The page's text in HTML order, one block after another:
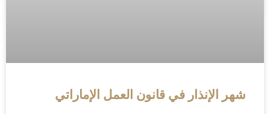
شهر الإنذار في قانون العمل الإماراتي